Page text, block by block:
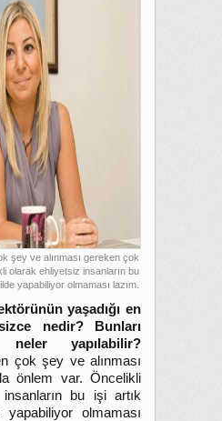
şey ve alınması gereken çok
olarak ehliyetsiz insanların bu
yapabiliyor olmaması lazım.
yaşadığı en
nedir? Bunları
yapılabilir?
çok şey ve alınması
önlem var. Öncelikli
bu işi artık
olmaması